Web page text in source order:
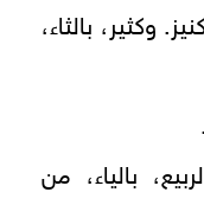
وكثير، بالثاء،
عميلة، أخو (15) الربيع، بالياء، من